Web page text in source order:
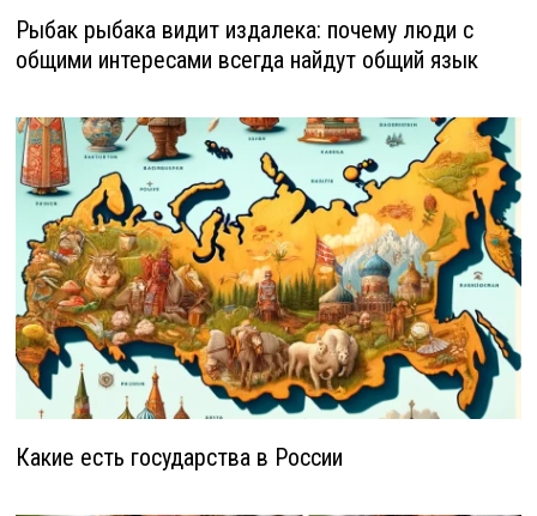
Рыбак рыбака видит издалека: почему люди с
общими интересами всегда найдут общий язык
Какие есть государства в России